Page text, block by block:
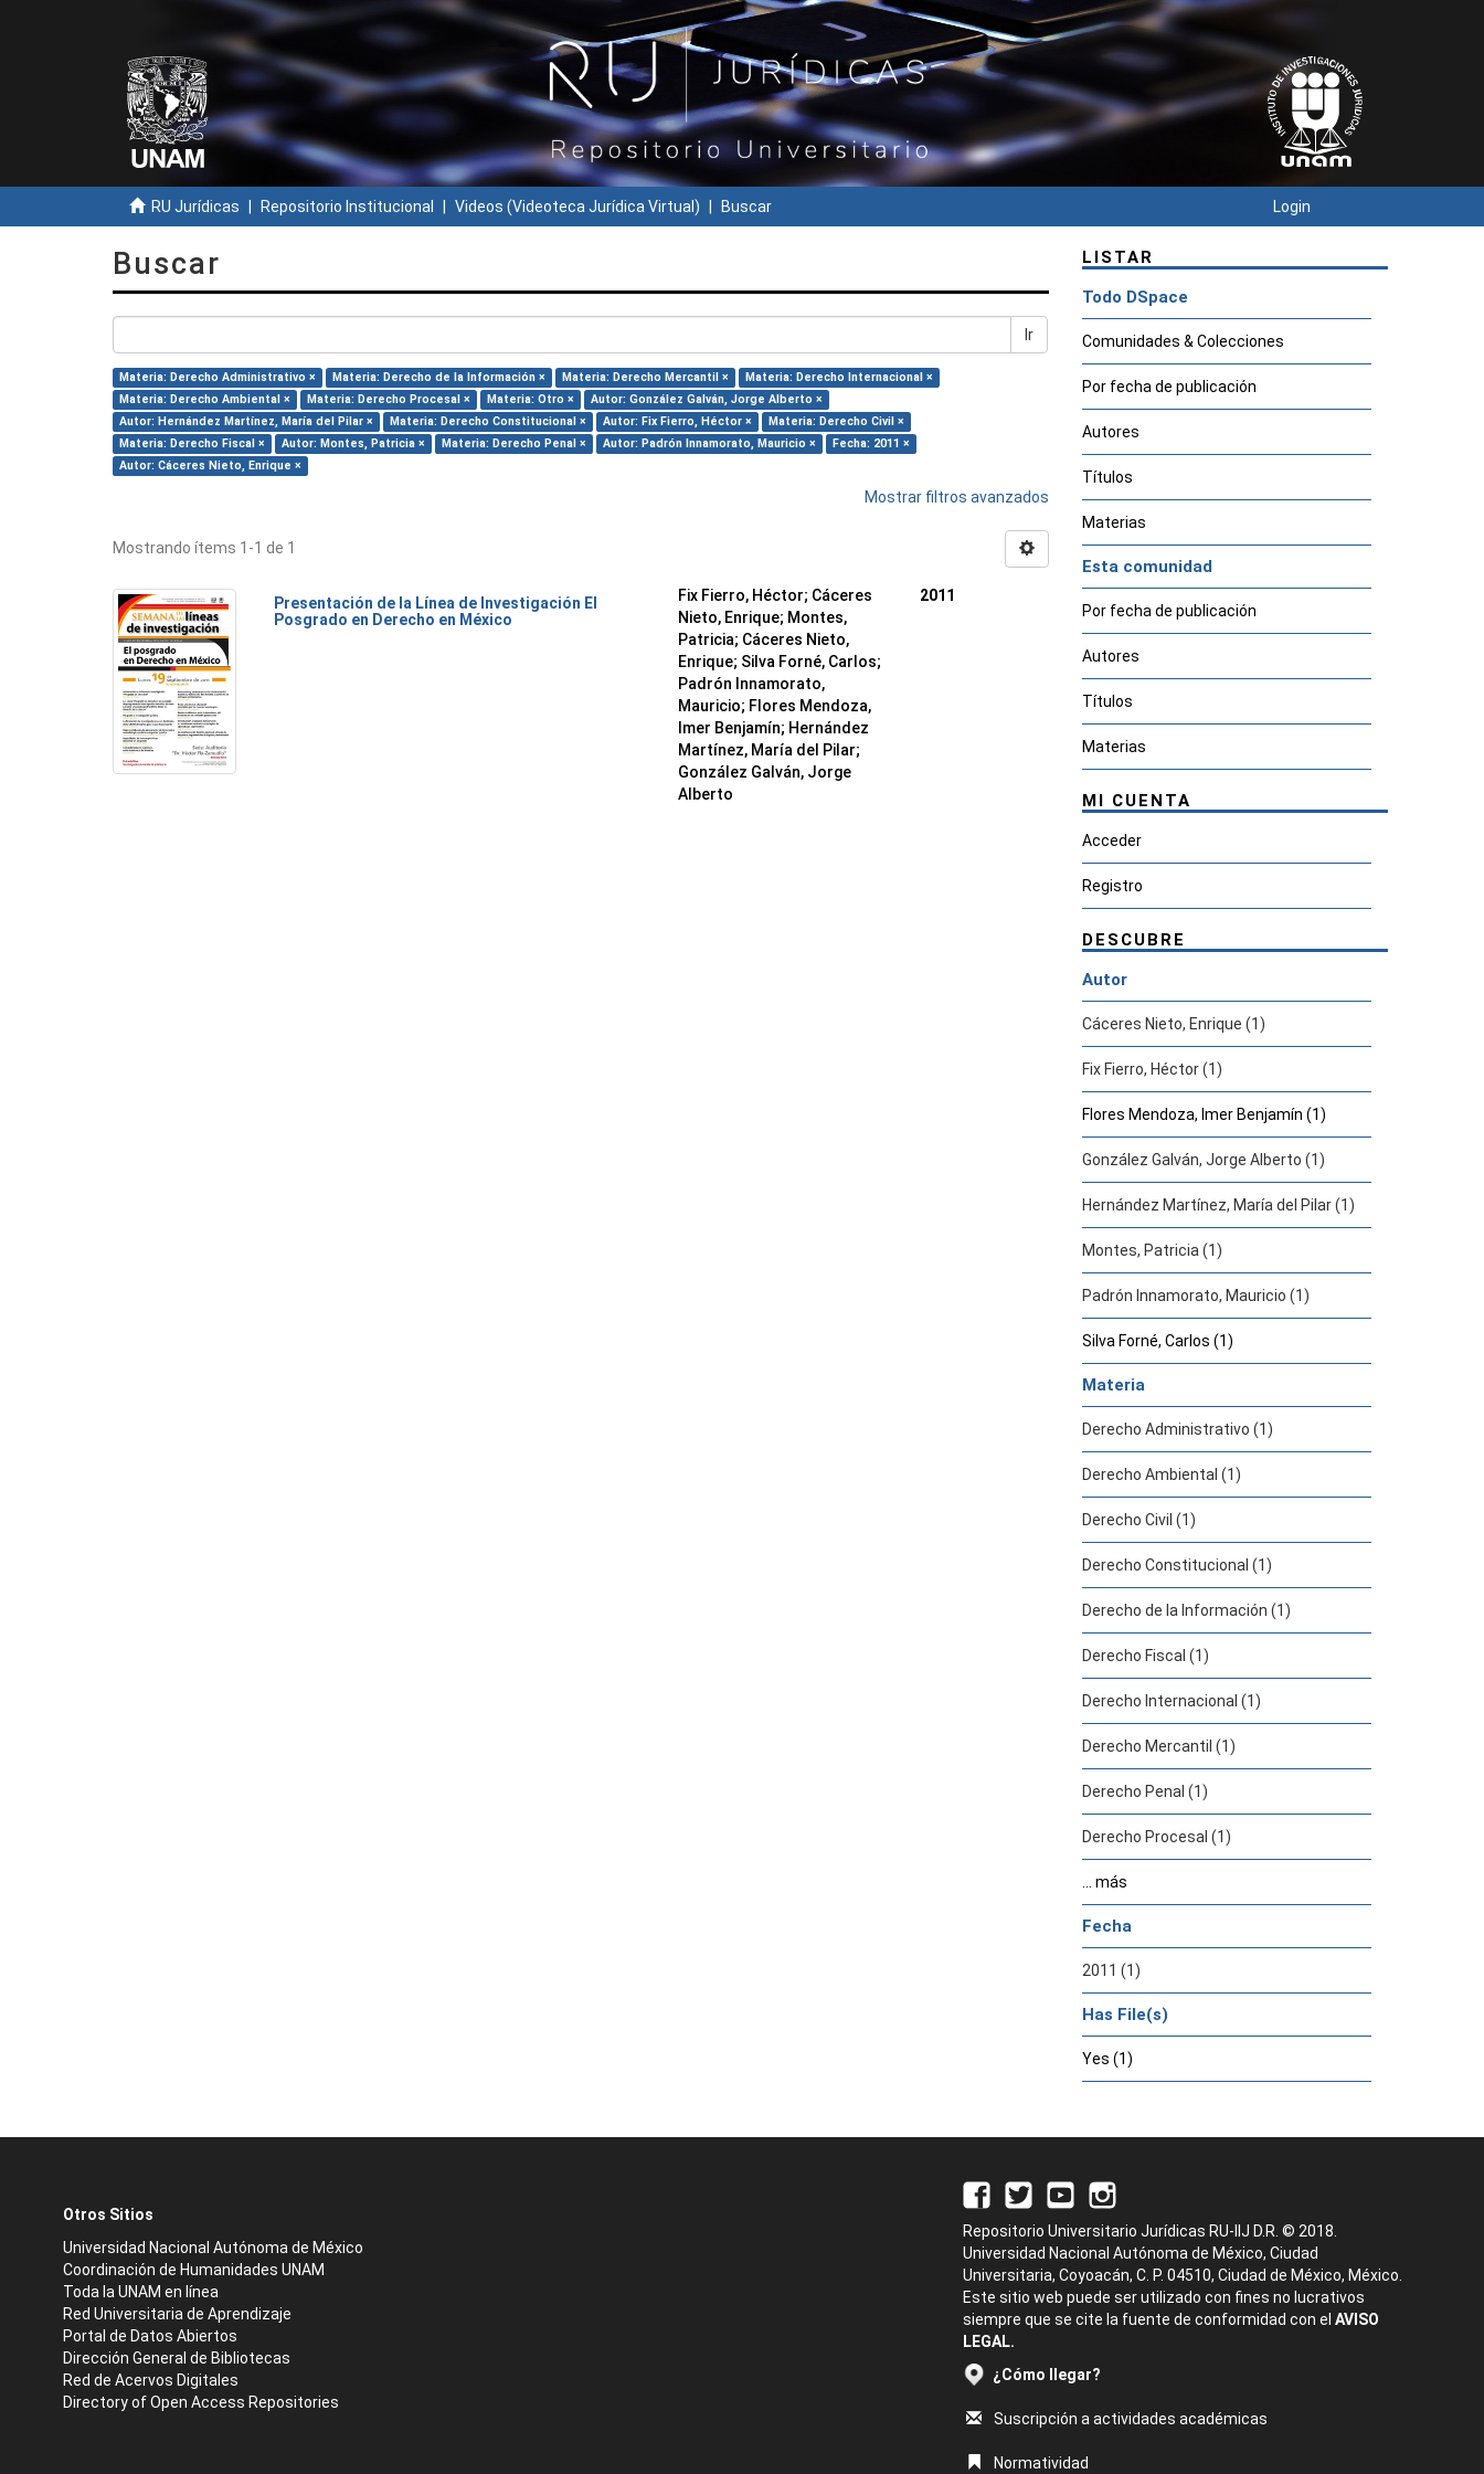
RU Jurídicas Repositorio Institucional Videos (Videoteca Jurídica Virtual) Buscar Login
Buscar
Ir
Materia: Derecho Administrativo × Materia: Derecho de la Información × Materia: Derecho Mercantil ×
Materia: Derecho Internacional ×
Materia: Derecho Ambiental ×
Materia: Derecho Procesal × Materia: Otro ×
Autor: González Galván, Jorge Alberto ×
Autor: Hernández Martínez, María del Pilar ×
Materia: Derecho Constitucional × Autor: Fix Fierro, Héctor ×
Materia: Derecho Civil ×
Materia: Derecho Fiscal ×
Autor: Montes, Patricia × Materia: Derecho Penal × Autor: Padrón Innamorato, Mauricio ×
Fecha: 2011 ×
Autor: Cáceres Nieto, Enrique ×
Mostrar filtros avanzados
Mostrando ítems 1-1 de 1
Presentación de la Línea de Investigación El
Posgrado en Derecho en México
Fix Fierro, Héctor; Cáceres
Nieto, Enrique; Montes,
Patricia; Cáceres Nieto,
Enrique; Silva Forné, Carlos;
Padrón Innamorato,
Mauricio; Flores Mendoza,
Imer Benjamín; Hernández
Martínez, María del Pilar;
González Galván, Jorge
Alberto
2011
LISTAR
Todo DSpace
Comunidades & Colecciones
Por fecha de publicación
Autores
Títulos
Materias
Esta comunidad
Por fecha de publicación
Autores
Títulos
Materias
MI CUENTA
Acceder
Registro
DESCUBRE
Autor
Cáceres Nieto, Enrique (1)
Fix Fierro, Héctor (1)
Flores Mendoza, Imer Benjamín (1)
González Galván, Jorge Alberto (1)
Hernández Martínez, María del Pilar (1)
Montes, Patricia (1)
Padrón Innamorato, Mauricio (1)
Silva Forné, Carlos (1)
Materia
Derecho Administrativo (1)
Derecho Ambiental (1)
Derecho Civil (1)
Derecho Constitucional (1)
Derecho de la Información (1)
Derecho Fiscal (1)
Derecho Internacional (1)
Derecho Mercantil (1)
Derecho Penal (1)
Derecho Procesal (1)
... más
Fecha
2011 (1)
Has File(s)
Yes (1)
Otros Sitios
Universidad Nacional Autónoma de México
Coordinación de Humanidades UNAM
Toda la UNAM en línea
Red Universitaria de Aprendizaje
Portal de Datos Abiertos
Dirección General de Bibliotecas
Red de Acervos Digitales
Directory of Open Access Repositories
Repositorio Universitario Jurídicas RU-IIJ D.R. © 2018.
Universidad Nacional Autónoma de México, Ciudad
Universitaria, Coyoacán, C. P. 04510, Ciudad de México, México.
Este sitio web puede ser utilizado con fines no lucrativos
siempre que se cite la fuente de conformidad con el AVISO
LEGAL.
¿Cómo llegar?
Suscripción a actividades académicas
Normatividad